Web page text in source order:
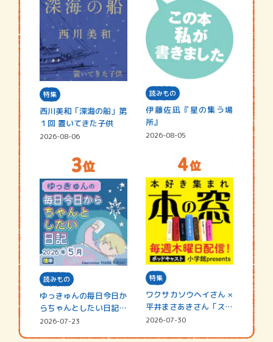
特集
西川美和「深海の船」第
１回 置いてきた子供
2026-08-06
読みもの
伊藤佐凪『星の集う場
所』
2026-08-05
読みもの
ゆっきゅんの毎日今日か
らちゃんとしたい日記
☆202…
2026-07-23
特集
ワクサカソウヘイさん ×
平井まさあきさん「スペ
シャ…
2026-07-30